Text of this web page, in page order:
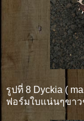
รูปที่ 8 Dyckia (
ฟอร์มใบแน่นๆขาว